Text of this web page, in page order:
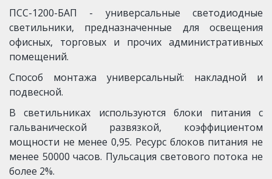
ПСС-1200-БАП - универсальные светодиодные
светильники, предназначенные для освещения
офисных, торговых и прочих административных
помещений.
Способ монтажа универсальный: накладной и
подвесной.
В светильниках используются блоки питания с
гальванической развязкой, коэффициентом
мощности не менее 0,95. Ресурс блоков питания не
менее 50000 часов. Пульсация светового потока не
более 2%.